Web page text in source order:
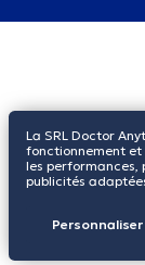
La SRL Doctor
fonctionnement et
les performances,
publicités
Personnaliser